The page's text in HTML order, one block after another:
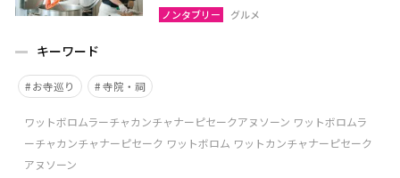
ノンタブリー グルメ
キーワード
お寺巡り 寺院・祠
ワットボロムラーチャカンチャナーピセークアヌソーン ワットボロムラ
ーチャカンチャナーピセーク ワットボロム ワットカンチャナーピセーク
アヌソーン